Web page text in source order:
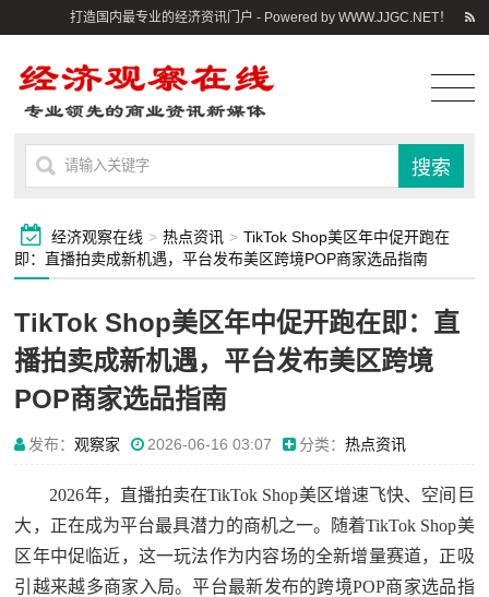
打造国内最专业的经济资讯门户 - Powered by WWW.JJGC.NET！
经济观察在线 > 热点资讯 > TikTok Shop美区年中促开跑在
即：直播拍卖成新机遇，平台发布美区跨境POP商家选品指南
TikTok Shop美区年中促开跑在即：直
播拍卖成新机遇，平台发布美区跨境
POP商家选品指南
发布：观察家 2026-06-16 03:07 分类：热点资讯
2026年，直播拍卖在TikTok Shop美区增速飞快、空间巨
大，正在成为平台最具潜力的商机之一。随着TikTok Shop美
区年中促临近，这一玩法作为内容场的全新增量赛道，正吸
引越来越多商家入局。平台最新发布的跨境POP商家选品指